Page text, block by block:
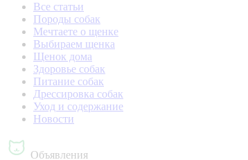
Все статьи
Породы собак
Мечтаете о щенке
Выбираем щенка
Щенок дома
Здоровье собак
Питание собак
Дрессировка собак
Уход и содержание
Новости
Объявления